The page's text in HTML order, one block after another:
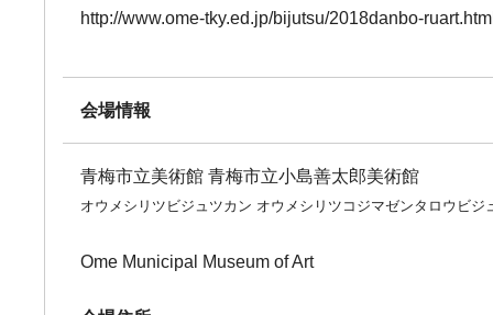
http://www.ome-tky.ed.jp/bijutsu/2018danbo-ruart.html
会場情報
青梅市立美術館 青梅市立小島善太郎美術館
オウメシリツビジュツカン オウメシリツコジマゼンタロウビジ
Ome Municipal Museum of Art